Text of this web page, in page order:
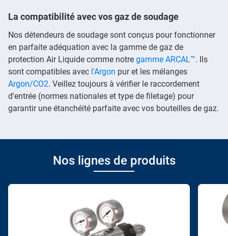
La compatibilité avec vos gaz de soudage
Nos détendeurs de soudage sont conçus pour fonctionner
en parfaite adéquation avec la gamme de gaz de
protection Air Liquide comme notre gamme ARCAL™. Ils
sont compatibles avec l'Argon pur et les mélanges
Argon/CO2. Veillez toujours à vérifier le raccordement
d'entrée (normes nationales et type de filetage) pour
garantir une étanchéité parfaite avec vos bouteilles de gaz.
Nos lignes de produits